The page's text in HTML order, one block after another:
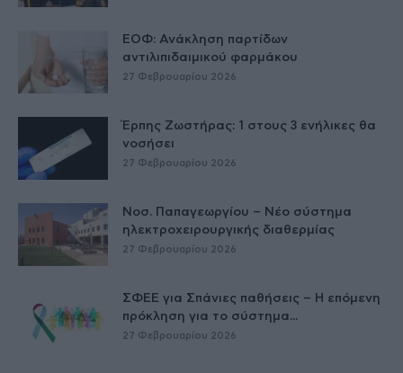
ΕΟΦ: Ανάκληση παρτίδων
αντιλιπιδαιμικού φαρμάκου
27 Φεβρουαρίου 2026
Έρπης Ζωστήρας: 1 στους 3 ενήλικες θα
νοσήσει
27 Φεβρουαρίου 2026
Νοσ. Παπαγεωργίου – Νέο σύστημα
ηλεκτροχειρουργικής διαθερμίας
27 Φεβρουαρίου 2026
ΣΦΕΕ για Σπάνιες παθήσεις – Η επόμενη
πρόκληση για το σύστημα...
27 Φεβρουαρίου 2026